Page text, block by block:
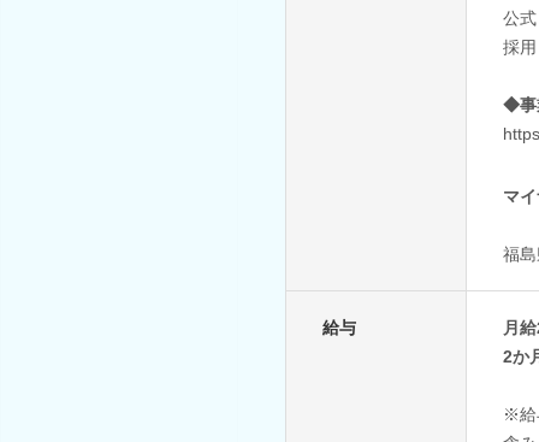
公
採
◆事
マ
福
給与
月
2か
※給